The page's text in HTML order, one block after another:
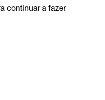
continuar a fazer